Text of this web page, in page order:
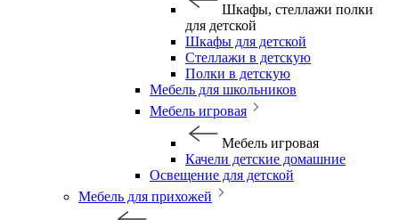
Шкафы, стеллажи полки
для детской
Шкафы для детской
Стеллажи в детскую
Полки в детскую
Мебель для школьников
Мебель игровая
Мебель игровая
Качели детские домашние
Освещение для детской
Мебель для прихожей